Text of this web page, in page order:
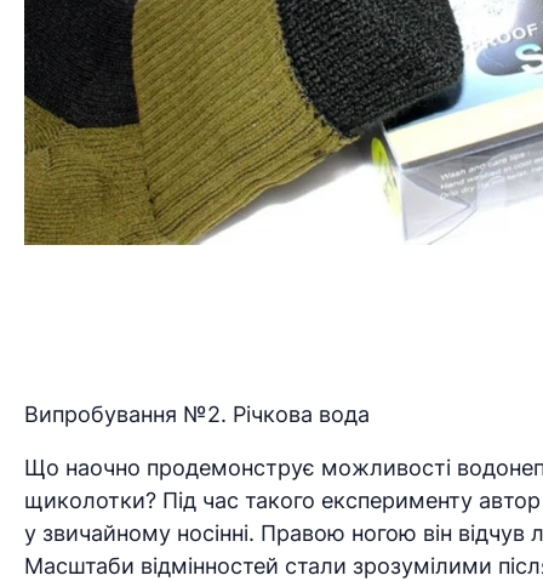
Випробування №2. Річкова вода
Що наочно продемонструє можливості
щиколотки? Під час такого експерименту
у звичайному носінні. Правою ногою він відчув
Масштаби відмінностей стали зрозумілими